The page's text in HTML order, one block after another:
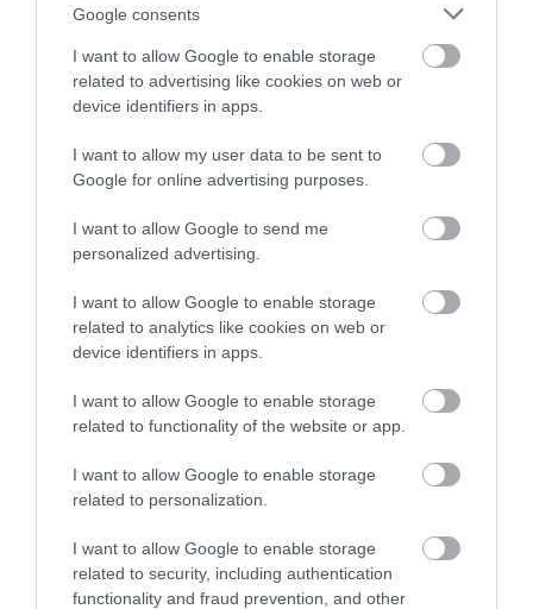
Google consents
I want to allow Google to enable storage
related to advertising like cookies on web or
device identifiers in apps.
I want to allow my user data to be sent to
Google for online advertising purposes.
I want to allow Google to send me
personalized advertising.
I want to allow Google to enable storage
related to analytics like cookies on web or
device identifiers in apps.
I want to allow Google to enable storage
related to functionality of the website or app.
I want to allow Google to enable storage
related to personalization.
I want to allow Google to enable storage
related to security, including authentication
functionality and fraud prevention, and other
06.08.2026 | 19:40
Ξεκινάει τεράστιο έργο αξίας
2.425.000€ στην Εύβοια – Δείτε
Ο μεγαλύτερος αυτοκινητόδρομος
στην Ελλάδα – Πού θα γίνει
06.08.2026 | 19:00
e-ΕΦΚΑ και ΔΥΠΑ:
Ποιοι πάνε ΑΤΜ έως
Τουρισμός για Όλους
δικαιούχοι